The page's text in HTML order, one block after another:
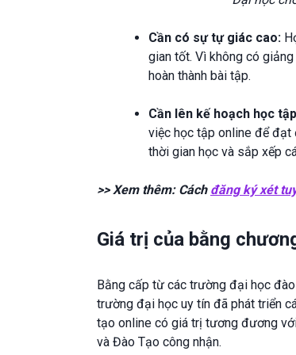
Cần có sự tự giác cao:
gian tốt. Vì không có
hoàn thành bài tập.
Cần lên kế hoạch học
việc học tập online để đạt
thời gian học và sắp xếp
>> Xem thêm: Cách đăng ký xét
Giá trị của bằng
Bằng cấp từ các trường đại học
trường đại học uy tín đã phát triển
tạo online có giá trị tương đương
và Đào Tạo công nhận.